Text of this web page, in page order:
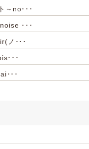
～no･･･
･･･
ノ･･･
･･･
･･･